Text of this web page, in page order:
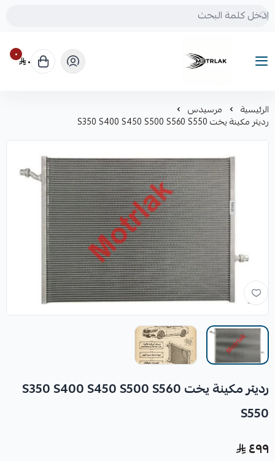
Motrlak
٠ ٠
الرئيسية مرسيدس
رديتر مكينة يخت S350 S400 S450 S500 S560 S550
رديتر مكينة يخت S350 S400 S450 S500 S560
S550
٤٩٩